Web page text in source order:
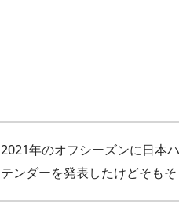
2021年のオフシーズンに日本
テンダーを発表したけどそも